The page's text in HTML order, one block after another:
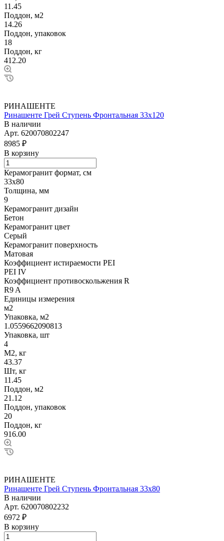
11.45
Поддон, м2
14.26
Поддон, упаковок
18
Поддон, кг
412.20
РИНАШЕНТЕ
Ринашенте Грей Ступень Фронтальная 33х120
В наличии
Арт. 620070802247
8985 ₽
В корзину
Керамогранит формат, см
33х80
Толщина, мм
9
Керамогранит дизайн
Бетон
Керамогранит цвет
Серый
Керамогранит поверхность
Матовая
Коэффициент истираемости PEI
PEI IV
Коэффициент противоскольжения R
R9 A
Единицы измерения
м2
Упаковка, м2
1.0559662090813
Упаковка, шт
4
М2, кг
43.37
Шт, кг
11.45
Поддон, м2
21.12
Поддон, упаковок
20
Поддон, кг
916.00
РИНАШЕНТЕ
Ринашенте Грей Ступень Фронтальная 33х80
В наличии
Арт. 620070802232
6972 ₽
В корзину